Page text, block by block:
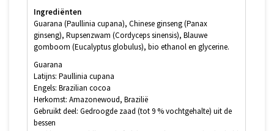
Ingrediënten
Guarana (Paullinia cupana), Chinese ginseng (Panax
ginseng), Rupsenzwam (Cordyceps sinensis), Blauwe
gomboom (Eucalyptus globulus), bio ethanol en glycerine.
Guarana
Latijns: Paullinia cupana
Engels: Brazilian cocoa
Herkomst: Amazonewoud, Brazilië
Gebruikt deel: Gedroogde zaad (tot 9 % vochtgehalte) uit de
bessen